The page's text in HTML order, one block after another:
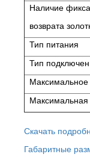
Наличие
возврата
Тип питания
Тип
Максимальная
Скачать
Габаритные